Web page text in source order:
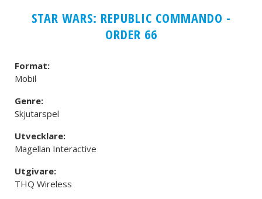
STAR WARS: REPUBLIC COMMANDO -
ORDER 66
Format:
Mobil
Genre:
Skjutarspel
Utvecklare:
Magellan Interactive
Utgivare:
THQ Wireless